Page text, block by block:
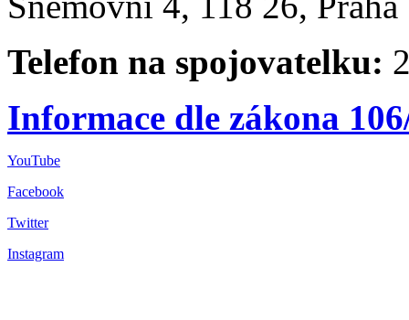
Telefon na spojovatelku:
Informace dle zákona
YouTube
Facebook
Twitter
Instagram